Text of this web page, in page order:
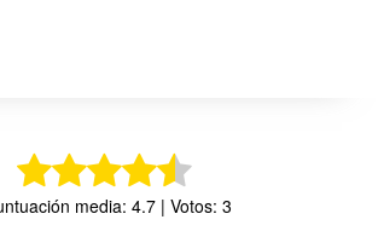
media: 4.7 | Votos: 3